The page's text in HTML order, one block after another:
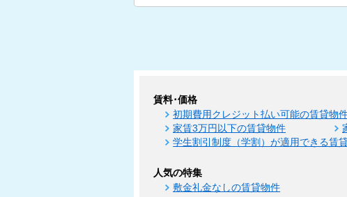
賃料･価格
初期費用クレジット払い可能の賃貸物
家賃3万円以下の賃貸物件
学生割引制度（学割）が適用できる賃
人気の特集
敷金礼金なしの賃貸物件